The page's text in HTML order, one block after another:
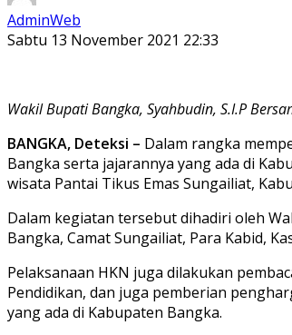
AdminWeb
Sabtu 13 November 2021 22:33
Wakil Bupati Bangka, Syahbudin, S.I.P
BANGKA, Deteksi – Dalam rangka
Bangka serta jajarannya yang ada di
wisata Pantai Tikus Emas Sungailiat,
Dalam kegiatan tersebut dihadiri oleh
Bangka, Camat Sungailiat, Para Kabid,
Pelaksanaan HKN juga dilakukan
Pendidikan, dan juga pemberian
yang ada di Kabupaten Bangka.